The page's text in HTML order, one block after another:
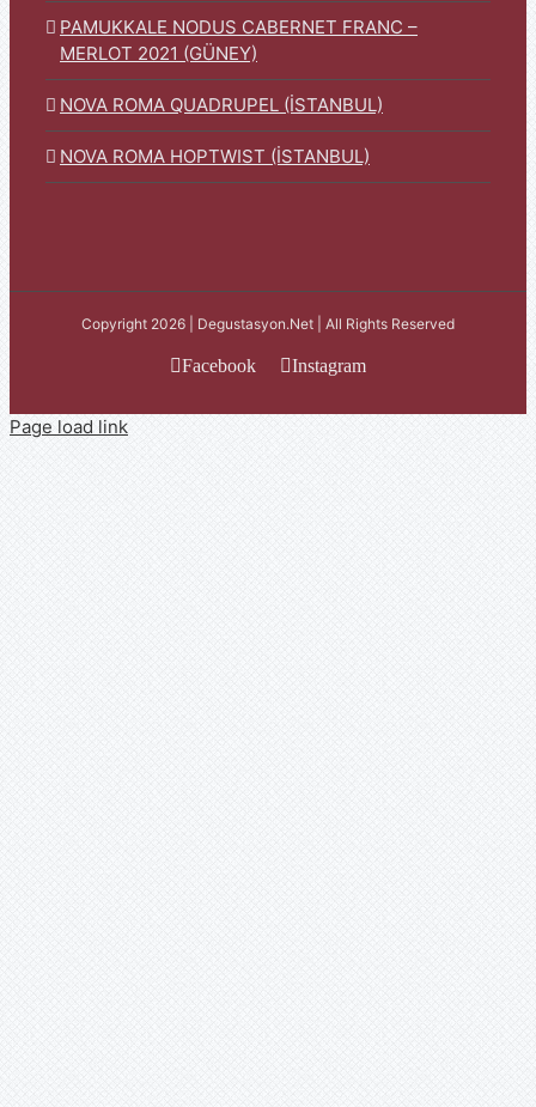
PAMUKKALE NODUS CABERNET FRANC –
MERLOT 2021 (GÜNEY)
NOVA ROMA QUADRUPEL (İSTANBUL)
NOVA ROMA HOPTWIST (İSTANBUL)
Copyright 2026 | Degustasyon.Net | All Rights Reserved
Facebook Instagram
Page load link